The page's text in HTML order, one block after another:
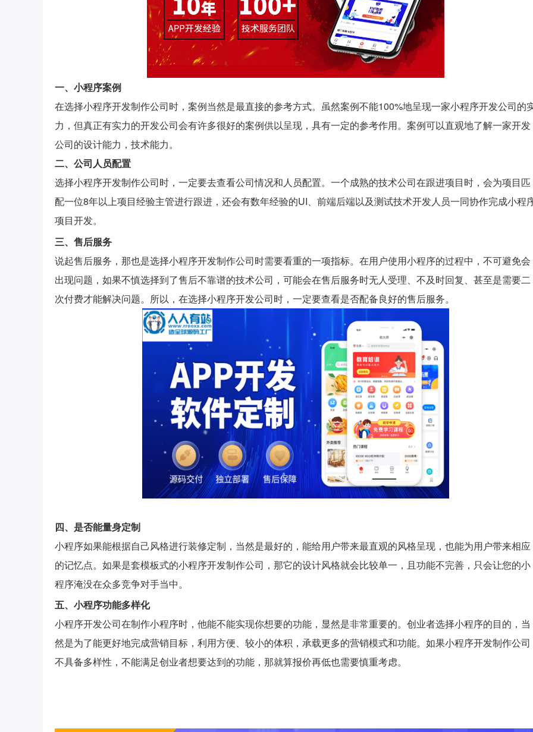
一、小程序案例
在选择小程序开发制作公司时，案例当然是最直接的参考方式。虽然案例不能100%地呈现一家小程序开发公司的
力，但真正有实力的开发公司会有许多很好的案例供以呈现，具有一定的参考作用。案例可以直观地了解一家开发
公司的设计能力，技术能力。
二、公司人员配置
选择小程序开发制作公司时，一定要去查看公司情况和人员配置。一个成熟的技术公司在跟进项目时，会为项目匹
配一位8年以上项目经验主管进行跟进，还会有数年经验的UI、前端后端以及测试技术开发人员一同协作完成小程
项目开发。
三、售后服务
说起售后服务，那也是选择小程序开发制作公司时需要看重的一项指标。在用户使用小程序的过程中，不可避免会
出现问题，如果不慎选择到了售后不靠谱的技术公司，可能会在售后服务时无人受理、不及时回复、甚至是需要二
次付费才能解决问题。所以，在选择小程序开发公司时，一定要查看是否配备良好的售后服务。
四、是否能量身定制
小程序如果能根据自己风格进行装修定制，当然是最好的，能给用户带来最直观的风格呈现，也能为用户带来相应
的记忆点。如果是套模板式的小程序开发制作公司，那它的设计风格就会比较单一，且功能不完善，只会让您的小
程序淹没在众多竞争对手当中。
五、小程序功能多样化
小程序开发公司在制作小程序时，他能不能实现你想要的功能，显然是非常重要的。创业者选择小程序的目的，当
然是为了能更好地完成营销目标，利用方便、较小的体积，承载更多的营销模式和功能。如果小程序开发制作公司
不具备多样性，不能满足创业者想要达到的功能，那就算报价再低也需要慎重考虑。